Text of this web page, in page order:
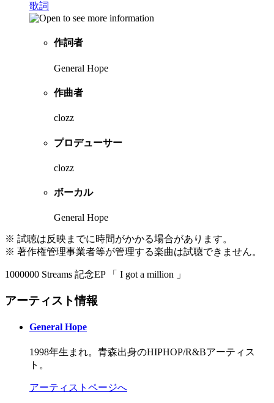
歌詞
作詞者
General Hope
作曲者
clozz
プロデューサー
clozz
ボーカル
General Hope
※ 試聴は反映までに時間がかかる場合があります。
※ 著作権管理事業者等が管理する楽曲は試聴できません。
1000000 Streams 記念EP 「 I got a million 」
アーティスト情報
General Hope
1998年生まれ。青森出身のHIPHOP/R&Bアーティス
ト。
アーティストページへ